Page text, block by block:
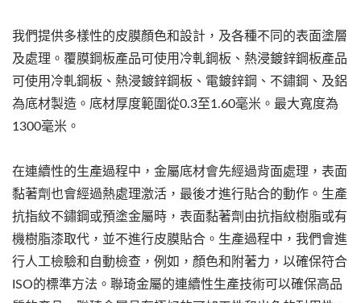
我們提供多樣性的皮膜顏色和設計，及各種不同的表面塗層
及處理。覆膜鋼板產品可使用冷軋鋼板、熱浸鍍鋅鋼板產品
可使用冷軋鋼板、熱浸鍍鋅鋼板、電鍍鋅鋼、不鏽鋼、及鋁
為底材製造。底材厚度範圍從0.3至1.60毫米。最大寬度為
1300毫米。
在連續性的生產過程中，金屬底材會先經過背面處理，表面
黏著劑也會經過熱處理激活，最後才進行貼合的動作。生產
抗指紋不鏽鋼或預塗金屬時，表面黏著劑由抗指紋樹脂或有
機樹脂漆取代，並不進行皮膜貼合。生產過程中，我們會進
行人工檢驗和自動檢查，例如，顏色和附著力，以確保符合
ISO的標準方法。聯琦金屬的連續性生產技術可以確保高品